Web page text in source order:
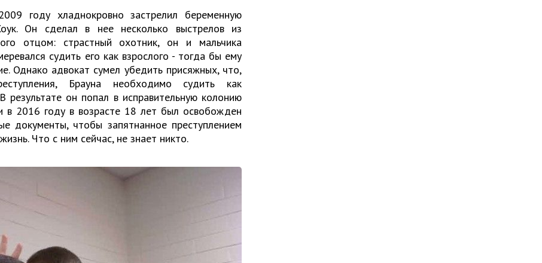
году хладнокровно застрелил беременную
Он сделал в нее несколько выстрелов из
отцом: страстный охотник, он и мальчика
судить его как взрослого - тогда бы ему
Однако адвокат сумел убедить присяжных, что,
Брауна необходимо судить как
результате он попал в исправительную колонию
в 2016 году в возрасте 18 лет был освобожден
документы, чтобы запятнанное преступлением
Что с ним сейчас, не знает никто.